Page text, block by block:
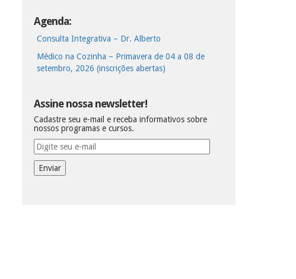
Agenda:
Consulta Integrativa – Dr. Alberto
Médico na Cozinha – Primavera de 04 a 08 de
setembro, 2026 (inscrições abertas)
Assine nossa newsletter!
Cadastre seu e-mail e receba informativos sobre
nossos programas e cursos.